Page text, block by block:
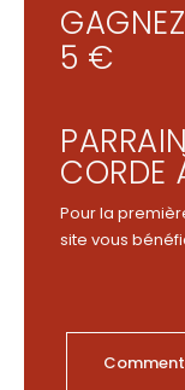
GAGNEZ
5 €
CORDE
Pour la
site vous